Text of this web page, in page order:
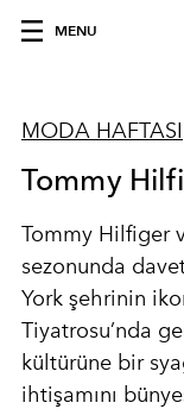
MENU
MODA HAFTASI
Tommy
Tommy Hilfiger
sezonunda
York şehrinin
Tiyatrosu’nda
kültürüne bir
ihtişamını